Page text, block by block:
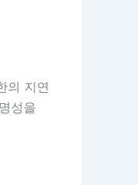
의 지연
성을